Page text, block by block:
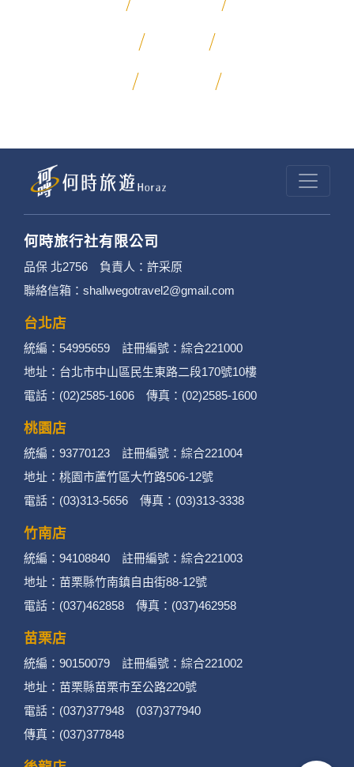
何時旅行社有限公司
品保 北2756 負責人：許采原
聯絡信箱：shallwegotravel2@gmail.com
台北店
統編：54995659 註冊編號：綜合221000
地址：台北市中山區民生東路二段170號10樓
電話：(02)2585-1606 傳真：(02)2585-1600
桃園店
統編：93770123 註冊編號：綜合221004
地址：桃園市蘆竹區大竹路506-12號
電話：(03)313-5656 傳真：(03)313-3338
竹南店
統編：94108840 註冊編號：綜合221003
地址：苗栗縣竹南鎮自由街88-12號
電話：(037)462858 傳真：(037)462958
苗栗店
統編：90150079 註冊編號：綜合221002
地址：苗栗縣苗栗市至公路220號
電話：(037)377948 (037)377940
傳真：(037)377848